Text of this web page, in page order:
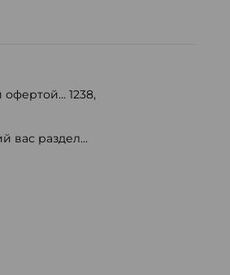
офертой... 1238,
вас раздел...